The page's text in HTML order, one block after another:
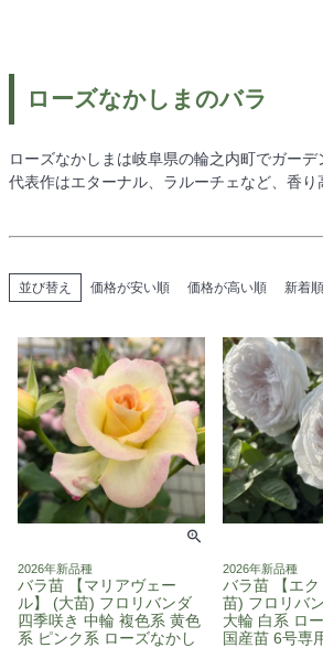
ローズなかしまのバラ
ローズなかしまは岐阜県の輪之内町でガー
代表作はエターナル、ラルーチェなど、香り
並び替え 価格が安い順 価格が高い順 新着順
2026年新品種
バラ苗 【マリアヴェー
ル】 (大苗) フロリバンダ
四季咲き 中輪 複色系 黄色
系 ピンク系 ローズなかし
2026年新品種
バラ苗 【エ
苗) フロリバ
大輪 白系 ロ
国産苗 6号専